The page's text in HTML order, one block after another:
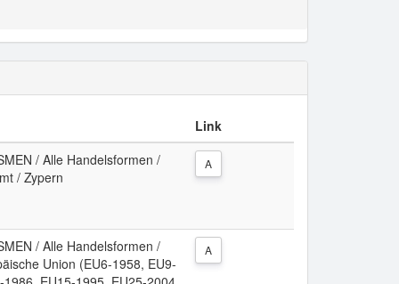
Link
/ Alle Handelsformen /
/ Zypern
A
/ Alle Handelsformen /
Union (EU6-1958, EU9-
A